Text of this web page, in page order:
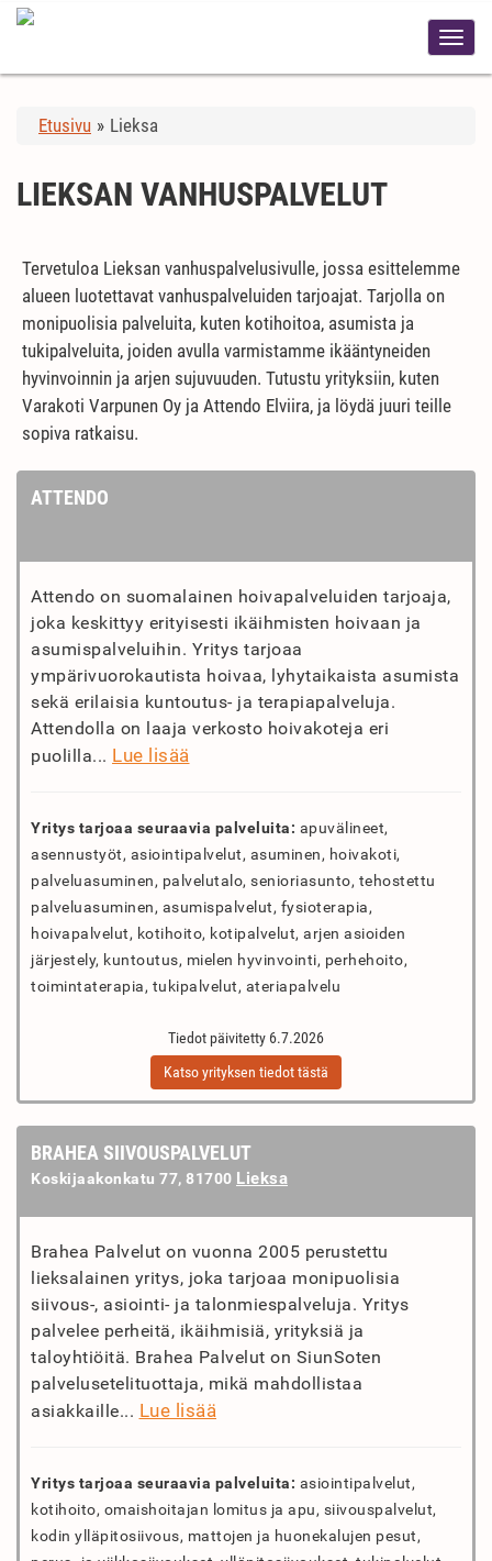
Etusivu » Lieksa
LIEKSAN VANHUSPALVELUT
Tervetuloa Lieksan vanhuspalvelusivulle, jossa esittelemme
alueen luotettavat vanhuspalveluiden tarjoajat. Tarjolla on
monipuolisia palveluita, kuten kotihoitoa, asumista ja
tukipalveluita, joiden avulla varmistamme ikääntyneiden
hyvinvoinnin ja arjen sujuvuuden. Tutustu yrityksiin, kuten
Varakoti Varpunen Oy ja Attendo Elviira, ja löydä juuri teille
sopiva ratkaisu.
ATTENDO
Attendo on suomalainen hoivapalveluiden tarjoaja,
joka keskittyy erityisesti ikäihmisten hoivaan ja
asumispalveluihin. Yritys tarjoaa
ympärivuorokautista hoivaa, lyhytaikaista asumista
sekä erilaisia kuntoutus- ja terapiapalveluja.
Attendolla on laaja verkosto hoivakoteja eri
puolilla... Lue lisää
Yritys tarjoaa seuraavia palveluita: apuvälineet,
asennustyöt, asiointipalvelut, asuminen, hoivakoti,
palveluasuminen, palvelutalo, senioriasunto, tehostettu
palveluasuminen, asumispalvelut, fysioterapia,
hoivapalvelut, kotihoito, kotipalvelut, arjen asioiden
järjestely, kuntoutus, mielen hyvinvointi, perhehoito,
toimintaterapia, tukipalvelut, ateriapalvelu
Tiedot päivitetty 6.7.2026
Katso yrityksen tiedot tästä
BRAHEA SIIVOUSPALVELUT
Koskijaakonkatu 77, 81700 Lieksa
Brahea Palvelut on vuonna 2005 perustettu
lieksalainen yritys, joka tarjoaa monipuolisia
siivous-, asiointi- ja talonmiespalveluja. Yritys
palvelee perheitä, ikäihmisiä, yrityksiä ja
taloyhtiöitä. Brahea Palvelut on SiunSoten
palvelusetelituottaja, mikä mahdollistaa
asiakkaille... Lue lisää
Yritys tarjoaa seuraavia palveluita: asiointipalvelut,
kotihoito, omaishoitajan lomitus ja apu, siivouspalvelut,
kodin ylläpitosiivous, mattojen ja huonekalujen pesut,